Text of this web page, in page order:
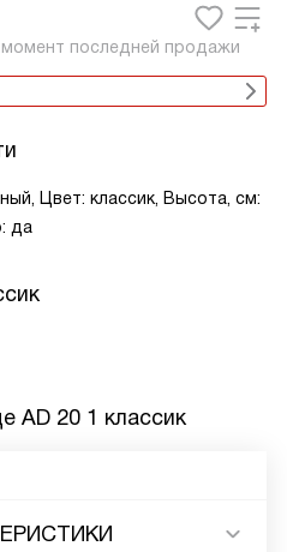
момент последней продажи
Цвет: классик, Высота, см:
да
AD 20 1 классик